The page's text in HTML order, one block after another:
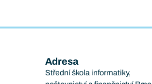
Adresa
Střední škola informatiky,